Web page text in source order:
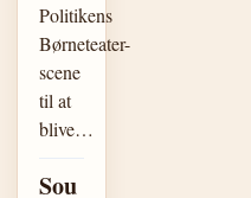
Politikens
Børneteater-
scene
til at
blive…
Sou